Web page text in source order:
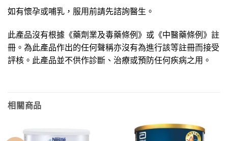
如有懷孕或哺乳，服用前請先諮詢醫生。
此產品沒有根據《藥劑業及毒藥條例》或《中醫藥條例》註
冊。為此產品作出的任何聲稱亦沒有為進行該等註冊而接受
評核。此產品並不供作診斷、治療或預防任何疾病之用。
相關商品